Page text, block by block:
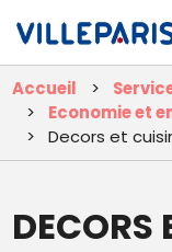
Accueil
Economie et
Decors et
DECORS